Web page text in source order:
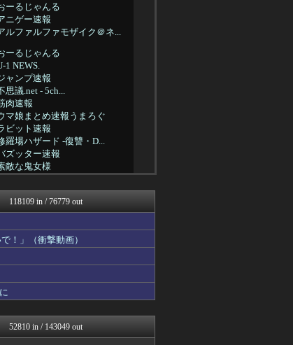
ーるじゃんる
ニゲー速報
ルファルファモザイク＠ネ...
ーるじゃんる
1 NEWS.
ャンプ速報
思議.net - 5ch...
肉速報
マ娘まとめ速報うまろぐ
ビット速報
羅場ハザード -復讐・D...
ズッター速報
敵な鬼女様
とめCUP
NEWSまとめもりー｜2c...
んJミュージアム
レンドの通り道
マ娘うまぴょい速報
羅場ライフ速報
子アナお宝画像速報－5c...
ンダタ速報
アニはつ -アニメ発信場-
118109 in / 76779 out
！」（衝撃動画）
52810 in / 143049 out